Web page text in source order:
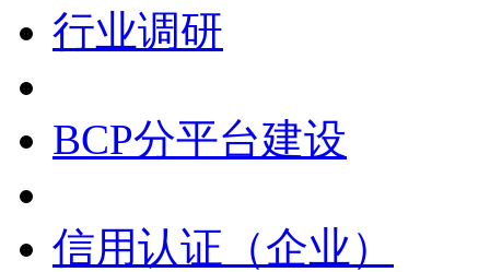
行业调研
BCP分平台建设
信用认证（企业）